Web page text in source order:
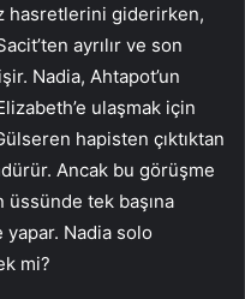
hasretlerini giderirken,
ayrılır ve son
Nadia, Ahtapot’un
ulaşmak için
hapisten çıktıktan
Ancak bu görüşme
üssünde tek başına
Nadia solo
mi?